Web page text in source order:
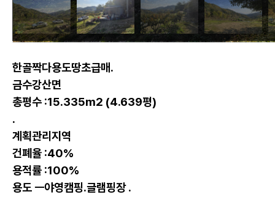
한골짝다용도땅초급매.
금수강산면
총평수 :15.335m2 (4.639평)
.
계획관리지역
건폐율 :40%
용적률 :100%
용도 ㅡ야영캠핑.글램핑장 .